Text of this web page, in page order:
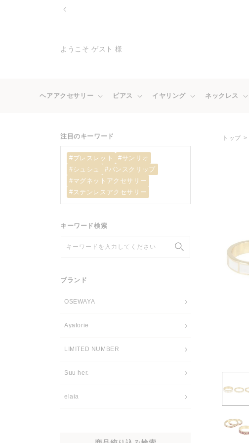
ようこそ ゲスト 様
ヘアアクセサリー ピアス イヤリング ネックレス
注目のキーワード
#ブレスレット
#サンリオ
#シュシュ
#バンスクリップ
#マグネットアクセサリー
#ステンレスアクセサリー
キーワード検索
キーワードを入力してください
ブランド
OSEWAYA
Ayatorie
LIMITED NUMBER
Suu her.
elaia
トップ
で
デ
ア